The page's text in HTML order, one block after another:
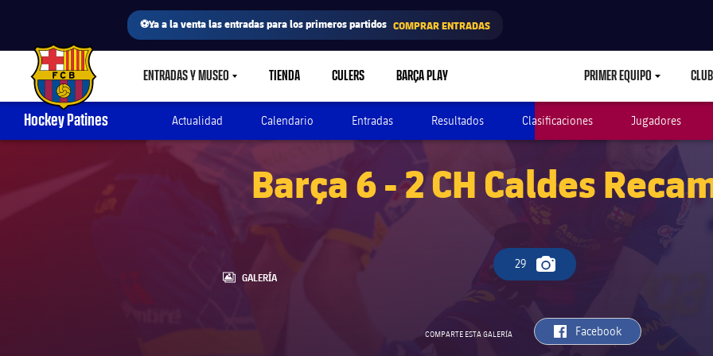
⚽Ya a la venta las entradas para los primeros partidos COMPRAR ENTRADAS
FC Barcelona club badge ENTRADAS Y MUSEOLABEL.SHARE.CARETDOWN
TIENDA CULERS BARÇA PLAY PRIMER EQUIPO CLUB
Hockey Patines Actualidad Calendario Entradas Resultados Clasificaciones Jugadores
Barça 6 - 2 CH Caldes
29
Icono de cámara
LABEL.ARIA.GALLERY
GALERÍA
COMPARTE ESTA GALERÍA label.aria.facebook
Facebook